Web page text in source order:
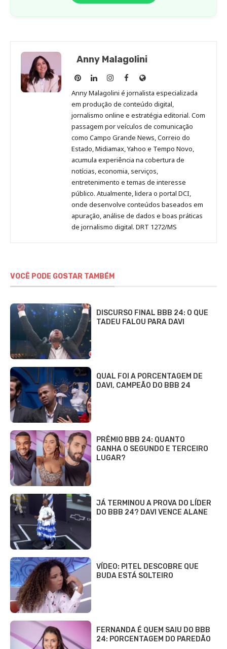
Anny Malagolini
Anny
Malagolini
no
Pinterest
Anny
Malagolini
no
LinkedIn
Anny
Malagolini
no
Instagram
Anny
Malagolini
no
Facebook
Site
de
Anny
Malagolini
Anny Malagolini é jornalista especializada
em produção de conteúdo digital,
jornalismo online e estratégia editorial. Com
passagem por veículos de comunicação
como Campo Grande News, Correio do
Estado, Midiamax, Yahoo e Tempo Novo,
acumula experiência na cobertura de
notícias, economia, serviços,
entretenimento e temas de interesse
público. Atualmente, lidera o portal DCI,
onde desenvolve conteúdos baseados em
apuração, análise de dados e boas práticas
de jornalismo digital. DRT 1272/MS
VOCÊ PODE GOSTAR TAMBÉM
DISCURSO FINAL BBB 24: O QUE
TADEU FALOU PARA DAVI
QUAL FOI A PORCENTAGEM DE
DAVI, CAMPEÃO DO BBB 24
PRÊMIO BBB 24: QUANTO
GANHA O SEGUNDO E TERCEIRO
LUGAR?
JÁ TERMINOU A PROVA DO LÍDER
DO BBB 24? DAVI VENCE ALANE
VÍDEO: PITEL DESCOBRE QUE
BUDA ESTÁ SOLTEIRO
FERNANDA É QUEM SAIU DO BBB
24: PORCENTAGEM DO PAREDÃO